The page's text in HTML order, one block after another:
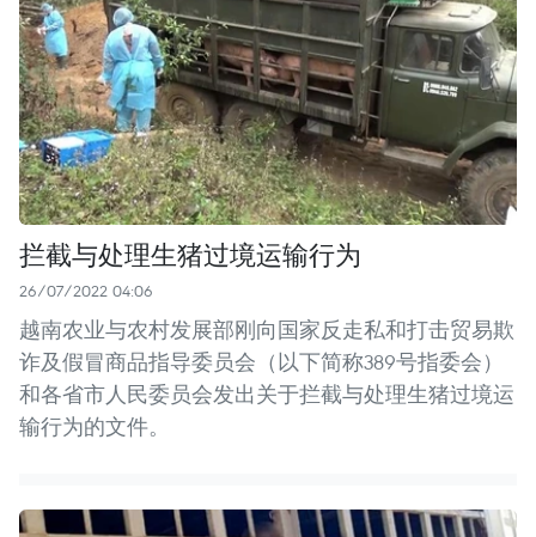
拦截与处理生猪过境运输行为
26/07/2022 04:06
越南农业与农村发展部刚向国家反走私和打击贸易欺
诈及假冒商品指导委员会（以下简称389号指委会）
和各省市人民委员会发出关于拦截与处理生猪过境运
输行为的文件。